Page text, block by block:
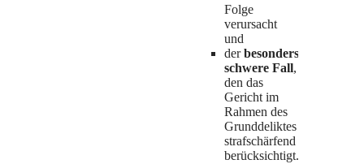
Folge
verursacht
und
derbesonders
schwere Fall,
den das
Gericht im
Rahmen des
Grunddeliktes
strafschärfend
berücksichtigt.